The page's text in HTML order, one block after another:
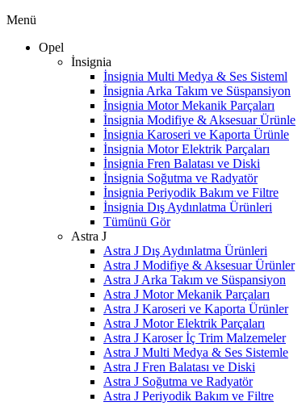
Menü
Opel
İnsignia
İnsignia Multi Medya & Ses Sisteml
İnsignia Arka Takım ve Süspansiyon
İnsignia Motor Mekanik Parçaları
İnsignia Modifiye & Aksesuar Ürünle
İnsignia Karoseri ve Kaporta Ürünle
İnsignia Motor Elektrik Parçaları
İnsignia Fren Balatası ve Diski
İnsignia Soğutma ve Radyatör
İnsignia Periyodik Bakım ve Filtre
İnsignia Dış Aydınlatma Ürünleri
Tümünü Gör
Astra J
Astra J Dış Aydınlatma Ürünleri
Astra J Modifiye & Aksesuar Ürünler
Astra J Arka Takım ve Süspansiyon
Astra J Motor Mekanik Parçaları
Astra J Karoseri ve Kaporta Ürünler
Astra J Motor Elektrik Parçaları
Astra J Karoser İç Trim Malzemeler
Astra J Multi Medya & Ses Sistemle
Astra J Fren Balatası ve Diski
Astra J Soğutma ve Radyatör
Astra J Periyodik Bakım ve Filtre